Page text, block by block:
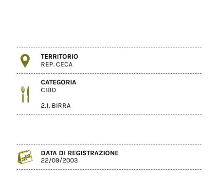
TERRITORIO
REP. CECA
CATEGORIA
CIBO
2.1. BIRRA
DATA DI REGISTRAZIONE
22/09/2003